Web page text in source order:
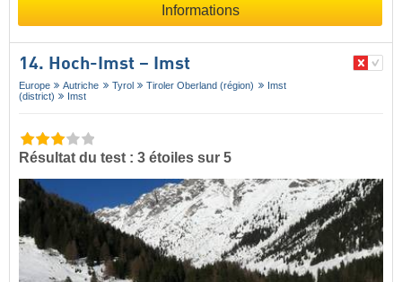
Informations
14. Hoch-Imst – Imst
Europe Autriche Tyrol Tiroler Oberland (région)
Imst
(district)
Imst
Résultat du test : 3 étoiles sur 5